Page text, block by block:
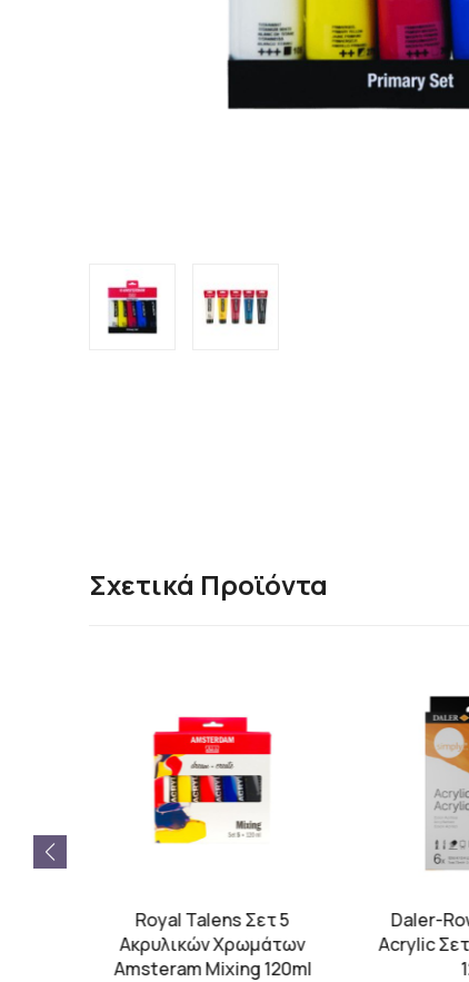
Σχετικά Προϊόντα
Royal Talens Σετ 5
Ακρυλικών Χρωμάτων
Amsteram Mixing 120ml
Daler-
Acrylic